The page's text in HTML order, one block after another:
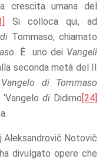
crescita umana del
Si colloca qui, ad
Tommaso, chiamato
. È uno dei Vangeli
seconda metà del II
Vangelo di
Tommaso
di Didimo [24]
Aleksandrovič Notovič
divulgato opere che